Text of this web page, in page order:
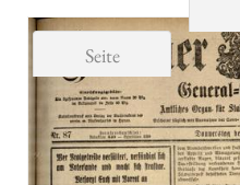
Seite